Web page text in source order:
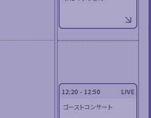
12:20 - 12:50
LIVE
ゴーストコンサート